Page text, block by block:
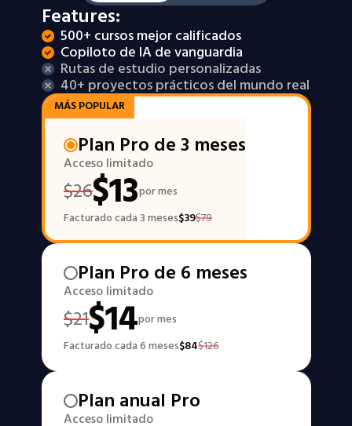
Features:
500+ cursos mejor calificados
Copiloto de IA de vanguardia
Rutas de estudio personalizadas
40+ proyectos prácticos del mundo real
MÁS POPULAR
Plan Pro de 3 meses
Acceso limitado
$26$13por mes
Facturado cada 3 meses$39$79
Plan Pro de 6 meses
Acceso limitado
$21$14por mes
Facturado cada 6 meses$84$126
Plan anual Pro
Acceso limitado